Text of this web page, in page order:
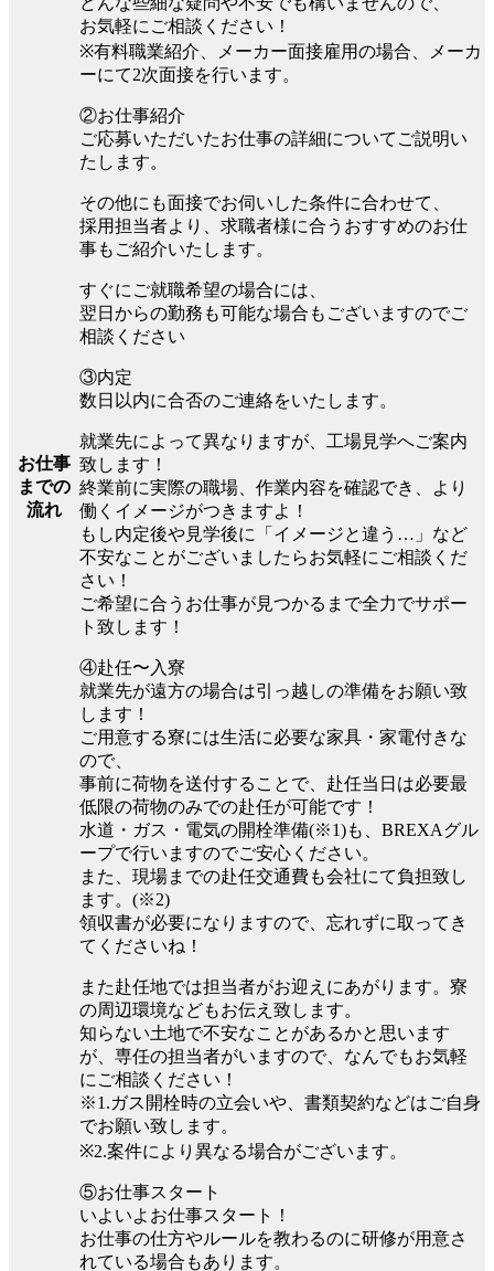
お仕事
までの
流れ
お気軽にご相談ください！
※有料職業紹介、メーカー面接雇用の場合、メーカ
ーにて2次面接を行います。
②お仕事紹介
ご応募いただいたお仕事の詳細についてご説明い
たします。
その他にも面接でお伺いした条件に合わせて、
採用担当者より、求職者様に合うおすすめのお仕
事もご紹介いたします。
すぐにご就職希望の場合には、
翌日からの勤務も可能な場合もございますのでご
相談ください
③内定
数日以内に合否のご連絡をいたします。
就業先によって異なりますが、工場見学へご案内
致します！
終業前に実際の職場、作業内容を確認でき、より
働くイメージがつきますよ！
もし内定後や見学後に「イメージと違う…」など
不安なことがございましたらお気軽にご相談くだ
さい！
ご希望に合うお仕事が見つかるまで全力でサポー
ト致します！
④赴任〜入寮
就業先が遠方の場合は引っ越しの準備をお願い致
します！
ご用意する寮には生活に必要な家具・家電付きな
ので、
事前に荷物を送付することで、赴任当日は必要最
低限の荷物のみでの赴任が可能です！
水道・ガス・電気の開栓準備(※1)も、BREXAグル
ープで行いますのでご安心ください。
また、現場までの赴任交通費も会社にて負担致し
ます。(※2)
領収書が必要になりますので、忘れずに取ってき
てくださいね！
また赴任地では担当者がお迎えにあがります。寮
の周辺環境などもお伝え致します。
知らない土地で不安なことがあるかと思います
が、専任の担当者がいますので、なんでもお気軽
にご相談ください！
※1.ガス開栓時の立会いや、書類契約などはご自身
でお願い致します。
※2.案件により異なる場合がございます。
⑤お仕事スタート
いよいよお仕事スタート！
お仕事の仕方やルールを教わるのに研修が用意さ
れている場合もあります。